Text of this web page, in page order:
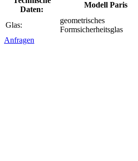
Daten:
Modell Paris
Glas:
geometrisches
Formsicherheitsglas
Anfragen